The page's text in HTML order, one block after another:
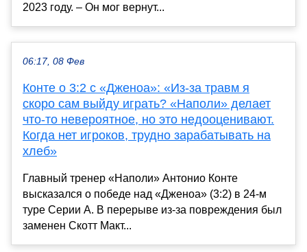
2023 году. – Он мог вернут...
06:17, 08 Фев
Конте о 3:2 с «Дженоа»: «Из-за травм я
скоро сам выйду играть? «Наполи» делает
что-то невероятное, но это недооценивают.
Когда нет игроков, трудно зарабатывать на
хлеб»
Главный тренер «Наполи» Антонио Конте
высказался о победе над «Дженоа» (3:2) в 24-м
туре Серии А. В перерыве из-за повреждения был
заменен Скотт Макт...